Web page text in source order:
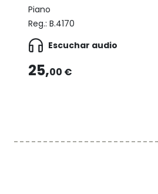
Piano
Reg.: B.4170
Escuchar audio
25,00 €